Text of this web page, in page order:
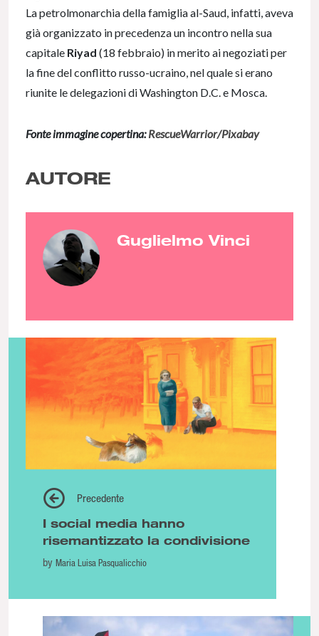
La petrolmonarchia della famiglia al-Saud, infatti, aveva
già organizzato in precedenza un incontro nella sua
capitale Riyad (18 febbraio) in merito ai negoziati per
la fine del conflitto russo-ucraino, nel quale si erano
riunite le delegazioni di Washington D.C. e Mosca.
Fonte immagine copertina:RescueWarrior/Pixabay
AUTORE
Guglielmo Vinci
Precedente
I social media hanno
risemantizzato la condivisione
by Maria Luisa Pasqualicchio